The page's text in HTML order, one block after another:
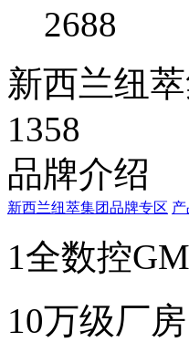
2688
新西兰纽
1358
品牌介绍
新西兰纽萃集团品牌专区
1全数控
10万级厂